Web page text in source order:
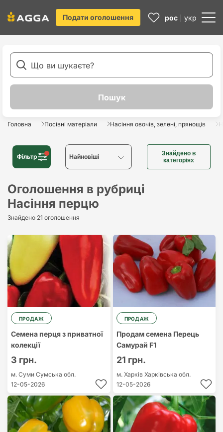
Подати оголошення рос укр
Головна Посівні матеріали Насіння овочів, зелені, прянощів
Фільтр Найновіші
Найновіші
Найстаріші
Найдешевший
Знайдено в
категоріях
Оголошення в рубриці
Насіння перцю
Знайдено 21 оголошення
ПРОДАЖ
Семена перця з приватної
колекції
3 грн.
м. Суми Сумська обл.
12-05-2026
ПРОДАЖ
Продам семена Перець
Самурай F1
21 грн.
м. Харків Харківська обл.
12-05-2026